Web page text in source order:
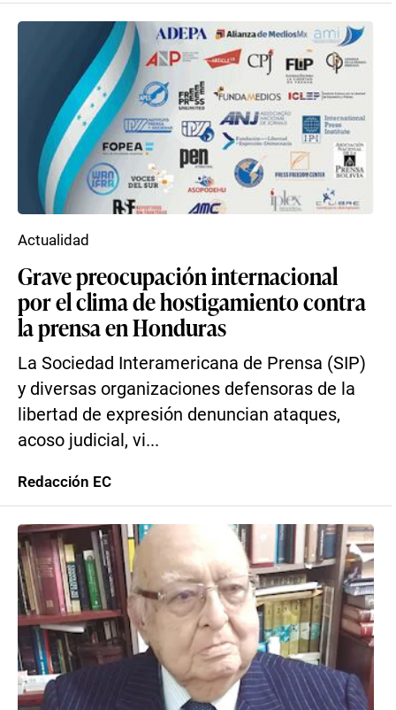
Grave preocupación internacional
por el clima de hostigamiento contra
la prensa en Honduras
La Sociedad Interamericana de Prensa (SIP)
y diversas organizaciones defensoras de la
libertad de expresión denuncian ataques,
acoso judicial, vi...
Actualidad
Redacción EC